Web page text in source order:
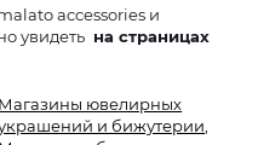
accessories и
увидеть на страницах
Магазины ювелирных
и бижутерии